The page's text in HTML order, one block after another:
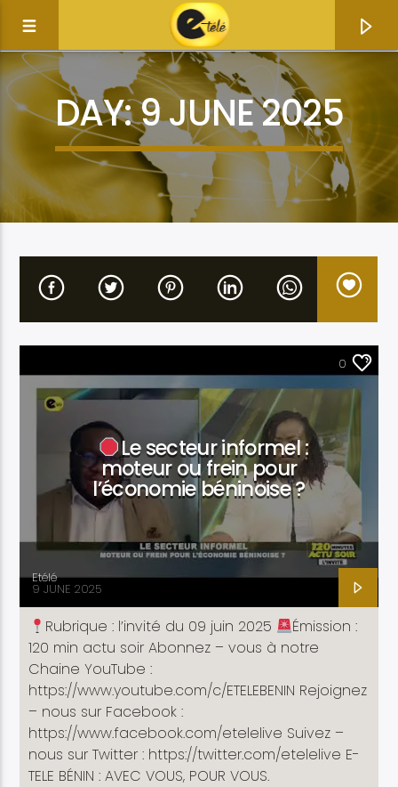
Artist
Etele en direct
DAY:9 JUNE 2025
0
Le secteur informel :
moteur ou frein pour
l’économie béninoise ?
Etélé
9 JUNE 2025
Rubrique : l’invité du 09 juin 2025
Émission :
120 min actu soir Abonnez – vous à notre
Chaine YouTube :
https://www.youtube.com/c/ETELEBENIN Rejoignez
– nous sur Facebook :
https://www.facebook.com/etelelive Suivez –
nous sur Twitter : https://twitter.com/etelelive E-
TELE BÉNIN : AVEC VOUS, POUR VOUS.